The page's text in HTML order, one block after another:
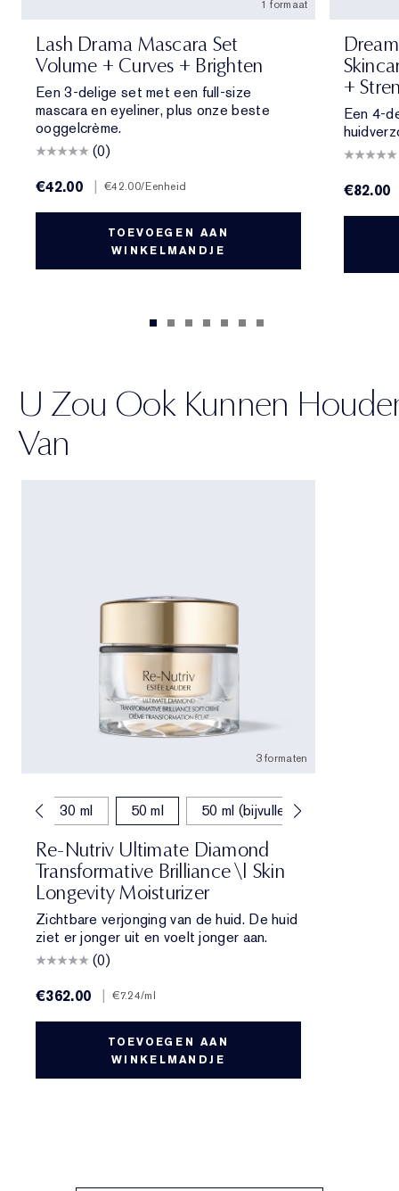
1 formaat
Lash Drama Mascara Set
Volume + Curves + Brighten
Een 3-delige set met een full-size
mascara en eyeliner, plus onze beste
ooggelcrème.
(0)
€42.00
| €42.00/Eenheid
TOEVOEGEN AAN
WINKELMANDJE
+
Een 4-
€82.00
U Zou Ook Kunnen
Van
3 formaten
30 ml 50 ml 50 ml (bijvullen)
Re-Nutriv Ultimate Diamond
Transformative Brilliance \| Skin
Longevity Moisturizer
Zichtbare verjonging van de huid. De huid
ziet er jonger uit en voelt jonger aan.
(0)
€362.00
€7.24/ml
TOEVOEGEN AAN
WINKELMANDJE